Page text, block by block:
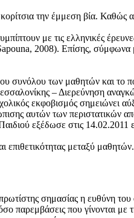
την έμμεση βία. Καθώς
με τις ελληνικές
2008). Επίσης, σύμφωνα
των μαθητών και το
– Διερεύνηση
εκφοβισμός
αυτών των περιστατικών
εξέδωσε στις 14.02.2011
μεταξύ
σημασίας η ευθύνη
που γίνονται με